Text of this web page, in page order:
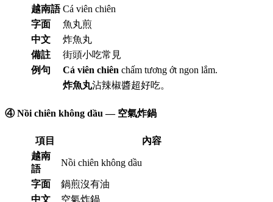
越南語 Cá viên chiên
字面
魚丸煎
中文
炸魚丸
備註
街頭小吃常見
例句
Cá viên chiên chấm tương ớt ngon lắm.
炸魚丸沾辣椒醬超好吃。
④ Nồi chiên không dầu — 空氣炸鍋
項目
內容
越南
語
Nồi chiên không dầu
字面
鍋煎沒有油
中文
空氣炸鍋